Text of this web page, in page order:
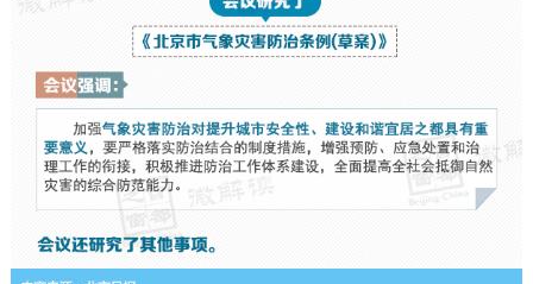
한국어
DEUTSCH
ESPAÑOL العربية PORTUGUÊS
ITALIANO